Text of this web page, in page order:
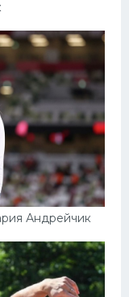
Андрейчик